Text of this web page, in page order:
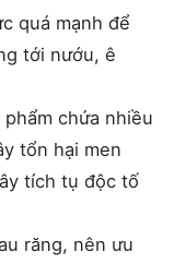
quá mạnh để
tới nướu, ê
chứa nhiều
tổn hại men
tích tụ độc tố
răng, nên ưu